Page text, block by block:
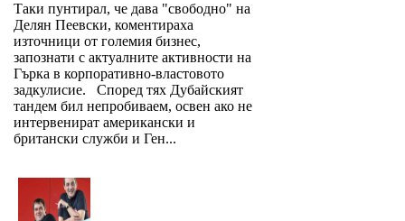
Таки пунтирал, че дава "свободно" на
Делян Пеевски, коментираха
източници от големия бизнес,
запознати с актуалните активности на
Гърка в корпоративно-властовото
задкулисие. Според тях Дубайският
тандем бил непробиваем, освен ако не
интервенират американски и
британски служби и Ген...